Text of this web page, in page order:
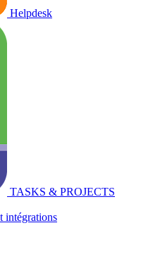
Helpdesk
TASKS & PROJECTS
intégrations